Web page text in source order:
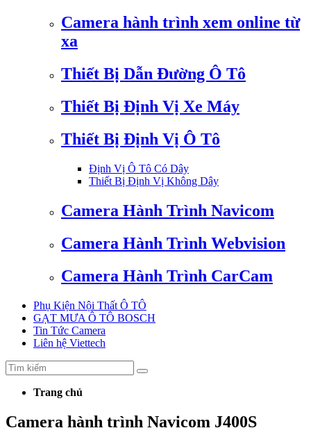
Camera hành trình xem online từ
xa
Thiết Bị Dẫn Đường Ô Tô
Thiết Bị Định Vị Xe Máy
Thiết Bị Định Vị Ô Tô
Định Vị Ô Tô Có Dây
Thiết Bị Định Vị Không Dây
Camera Hành Trình Navicom
Camera Hành Trình Webvision
Camera Hành Trình CarCam
Phụ Kiện Nội Thất Ô TÔ
GẠT MƯA Ô TÔ BOSCH
Tin Tức Camera
Liên hệ Viettech
Trang chủ
Camera hành trình Navicom J400S